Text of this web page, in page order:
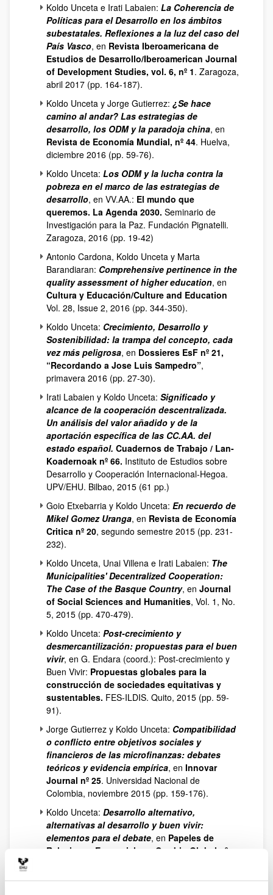
Koldo Unceta e Irati Labaien: La Coherencia de
Políticas para el Desarrollo en los ámbitos
subestatales. Reflexiones a la luz del caso del
País Vasco, en Revista Iberoamericana de
Estudios de Desarrollo/Iberoamerican Journal
of Development Studies, vol. 6, nº 1. Zaragoza,
abril 2017 (pp. 164-187).
Koldo Unceta y Jorge Gutierrez: ¿Se hace
camino al andar? Las estrategias de
desarrollo, los ODM y la paradoja china, en
Revista de Economía Mundial, nº 44. Huelva,
diciembre 2016 (pp. 59-76).
Koldo Unceta: Los ODM y la lucha contra la
pobreza en el marco de las estrategias de
desarrollo, en VV.AA.: El mundo que
queremos. La Agenda 2030. Seminario de
Investigación para la Paz. Fundación Pignatelli.
Zaragoza, 2016 (pp. 19-42)
Antonio Cardona, Koldo Unceta y Marta
Barandiaran: Comprehensive pertinence in the
quality assessment of higher education, en
Cultura y Educación/Culture and Education
Vol. 28, Issue 2, 2016 (pp. 344-350).
Koldo Unceta: Crecimiento, Desarrollo y
Sostenibilidad: la trampa del concepto, cada
vez más peligrosa, en Dossieres EsF nº 21,
“Recordando a Jose Luis Sampedro”,
primavera 2016 (pp. 27-30).
Irati Labaien y Koldo Unceta: Significado y
alcance de la cooperación descentralizada.
Un análisis del valor añadido y de la
aportación específica de las CC.AA. del
estado español. Cuadernos de Trabajo / Lan-
Koadernoak nº 66. Instituto de Estudios sobre
Desarrollo y Cooperación Internacional-Hegoa.
UPV/EHU. Bilbao, 2015 (61 pp.)
Goio Etxebarria y Koldo Unceta: En recuerdo de
Mikel Gomez Uranga, en Revista de Economía
Critica nº 20, segundo semestre 2015 (pp. 231-
232).
Koldo Unceta, Unai Villena e Irati Labaien: The
Municipalities' Decentralized Cooperation:
The Case of the Basque Country, en Journal
of Social Sciences and Humanities, Vol. 1, No.
5, 2015 (pp. 470-479).
Koldo Unceta: Post-crecimiento y
desmercantilización: propuestas para el buen
vivir, en G. Endara (coord.): Post-crecimiento y
Buen Vivir: Propuestas globales para la
construcción de sociedades equitativas y
sustentables. FES-ILDIS. Quito, 2015 (pp. 59-
91).
Jorge Gutierrez y Koldo Unceta: Compatibilidad
o conflicto entre objetivos sociales y
financieros de las microfinanzas: debates
teóricos y evidencia empírica, en Innovar
Journal nº 25. Universidad Nacional de
Colombia, noviembre 2015 (pp. 159-176).
Koldo Unceta: Desarrollo alternativo,
alternativas al desarrollo y buen vivir:
elementos para el debate, en Papeles de
Relaciones Ecosociales y Cambio Global nº